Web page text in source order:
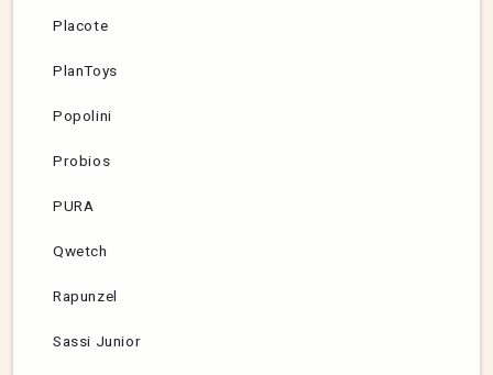
Placote
PlanToys
Popolini
Probios
PURA
Qwetch
Rapunzel
Sassi Junior